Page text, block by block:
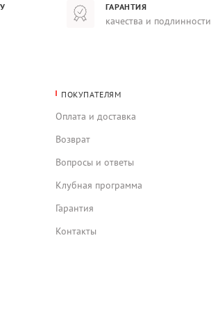
ГАРАНТИЯ
качества и подлинности
ПОКУПАТЕЛЯМ
Оплата и доставка
Возврат
Вопросы и ответы
Клубная программа
Гарантия
Контакты